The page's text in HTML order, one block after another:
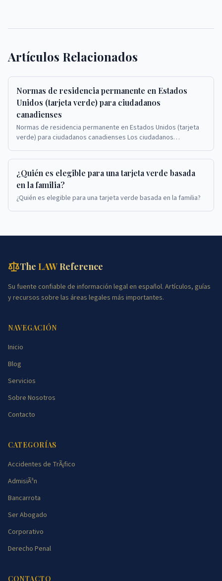
Artículos Relacionados
Normas de residencia permanente en Estados
Unidos (tarjeta verde) para ciudadanos
canadienses
Normas de residencia permanente en Estados Unidos (tarjeta
verde) para ciudadanos canadienses Los ciudadanos
¿Quién es elegible para una tarjeta verde basada
en la familia?
¿Quién es elegible para una tarjeta verde basada en la familia?
The LAWReference
Su fuente confiable de información legal en español. Artículos, guías
y recursos sobre las áreas legales más importantes.
NAVEGACIÓN
Inicio
Blog
Servicios
Sobre Nosotros
Contacto
CATEGORÍAS
Accidentes de TrÃ¡fico
AdmisiÃ³n
Bancarrota
Ser Abogado
Corporativo
Derecho Penal
CONTACTO